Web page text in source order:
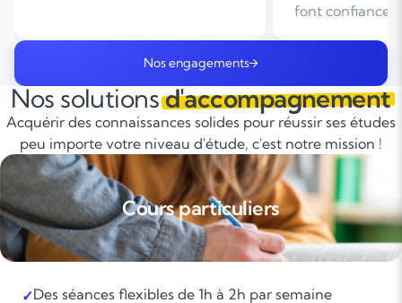
domicile en
Nos engagements
Nos solutionsd'accompagnement
Acquérir des connaissances solides pour réussir ses études
peu importe votre niveau d'étude, c'est notre mission !
Cours particuliers
✓Des séances flexibles de 1h à 2h par semaine